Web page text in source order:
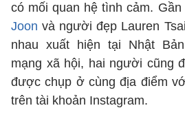
có mối quan hệ tình cảm.
Joon và người đẹp Lauren
nhau xuất hiện tại Nhật
mạng xã hội, hai người cũng
được chụp ở cùng địa điểm
trên tài khoản Instagram.